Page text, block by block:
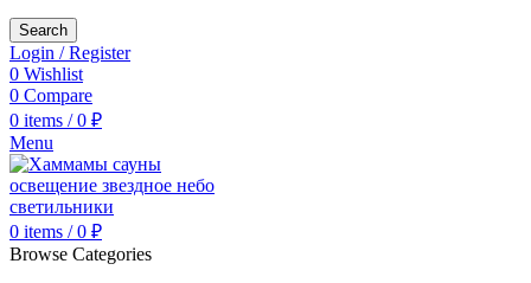
Search
Login / Register
0 Wishlist
0 Compare
0 items / 0 ₽
Menu
0 items / 0 ₽
Browse Categories